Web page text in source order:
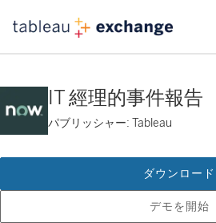
IT 經理的事件報告
パブリッシャー: Tableau
デモを開始
ダウンロード